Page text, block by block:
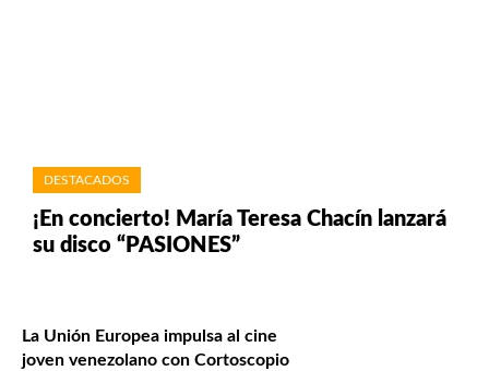
DESTACADOS
¡En concierto! María Teresa Chacín lanzará
su disco “PASIONES”
La Unión Europea impulsa al cine
joven venezolano con Cortoscopio